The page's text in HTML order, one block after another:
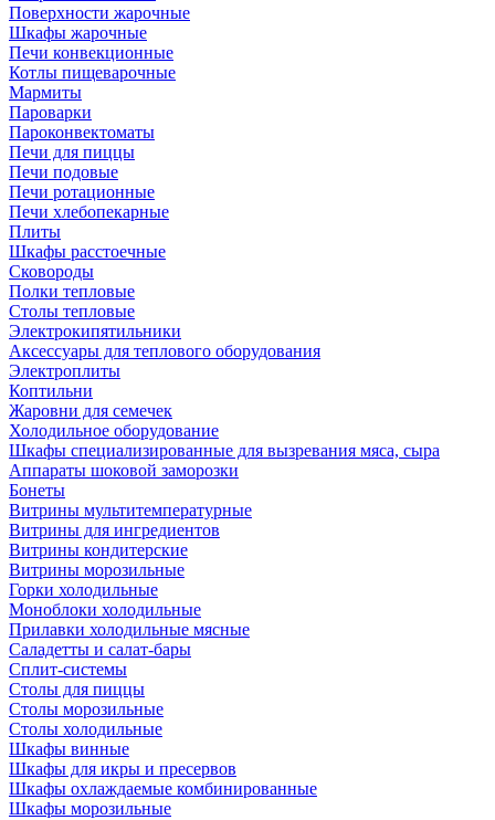
Поверхности жарочные
Шкафы жарочные
Печи конвекционные
Котлы пищеварочные
Мармиты
Пароварки
Пароконвектоматы
Печи для пиццы
Печи подовые
Печи ротационные
Печи хлебопекарные
Плиты
Шкафы расстоечные
Сковороды
Полки тепловые
Столы тепловые
Электрокипятильники
Аксессуары для теплового оборудования
Электроплиты
Коптильни
Жаровни для семечек
Холодильное оборудование
Шкафы специализированные для вызревания мяса, сыра
Аппараты шоковой заморозки
Бонеты
Витрины мультитемпературные
Витрины для ингредиентов
Витрины кондитерские
Витрины морозильные
Горки холодильные
Моноблоки холодильные
Прилавки холодильные мясные
Саладетты и салат-бары
Сплит-системы
Столы для пиццы
Столы морозильные
Столы холодильные
Шкафы винные
Шкафы для икры и пресервов
Шкафы охлаждаемые комбинированные
Шкафы морозильные